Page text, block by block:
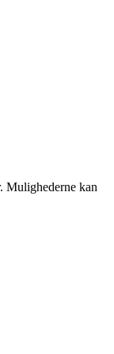
Mulighederne kan